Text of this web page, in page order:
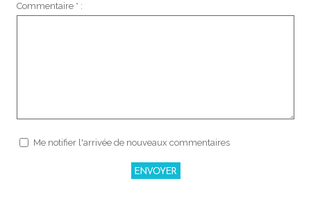
Commentaire * :
Me notifier l'arrivée de nouveaux commentaires